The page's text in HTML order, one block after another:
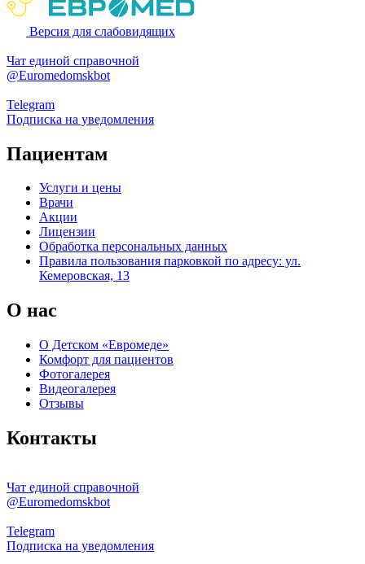
Версия для слабовидящих
Чат единой справочной
@Euromedomskbot
Telegram
Подписка на уведомления
Пациентам
Услуги и цены
Врачи
Акции
Лицензии
Обработка персональных данных
Правила пользования парковкой по адресу: ул.
Кемеровская, 13
О нас
О Детском «Евромеде»
Комфорт для пациентов
Фотогалерея
Видеогалерея
Отзывы
Контакты
Чат единой справочной
@Euromedomskbot
Telegram
Подписка на уведомления